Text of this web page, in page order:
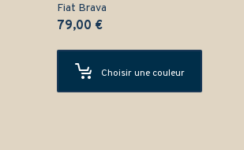
Fiat Brava
79,00 €
Choisir une couleur